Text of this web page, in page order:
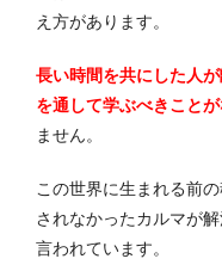
え方があります。
長い時間を共にした人
を通して学ぶべきこと
ません。
この世界に生まれる前
されなかったカルマが
言われています。